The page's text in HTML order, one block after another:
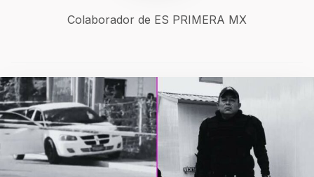
Colaborador de ES PRIMERA MX